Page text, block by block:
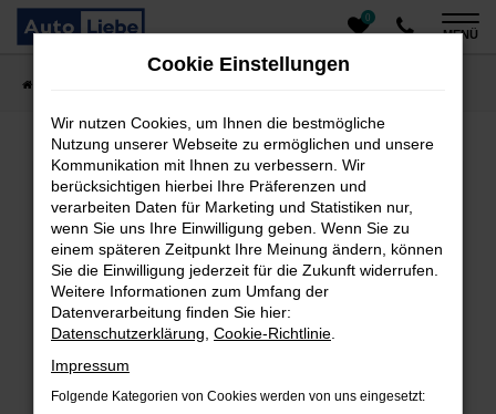
Zum
Hauptinhalt
0
MENÜ
Fehler: Network Error
Beim Laden ist ein Fehler aufgetreten.
Hier sind ein paar Tipps, die dir helfen können:
Überprüfe deine Firewall und deine
Internetverbindung.
Laden andere Webseiten, zum Beispiel deine
Suchmaschine?
Prüfe deine Browsererweiterungen.
Cookie Einstellungen
Wir nutzen Cookies, um Ihnen die bestmögliche
Nutzung unserer Webseite zu ermöglichen und unsere
Kommunikation mit Ihnen zu verbessern. Wir
berücksichtigen hierbei Ihre Präferenzen und
verarbeiten Daten für Marketing und Statistiken nur,
wenn Sie uns Ihre Einwilligung geben. Wenn Sie zu
einem späteren Zeitpunkt Ihre Meinung ändern, können
Sie die Einwilligung jederzeit für die Zukunft widerrufen.
Weitere Informationen zum Umfang der
Datenverarbeitung finden Sie hier:
Datenschutzerklärung Cookie-Richtlinie
Impressum
Folgende Kategorien von Cookies werden von uns eingesetzt: